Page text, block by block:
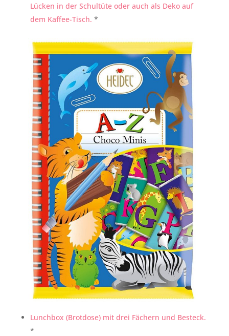
Lücken in der Schultüte oder auch als Deko auf
dem Kaffee-Tisch. *
Lunchbox (Brotdose) mit drei Fächern und Besteck.
*